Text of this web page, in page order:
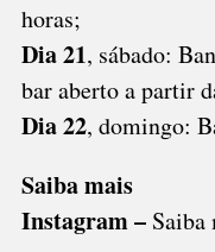
horas;
Dia 21, sábado:
bar aberto a partir
Dia 22, domingo:
Saiba mais
Instagram – Saiba